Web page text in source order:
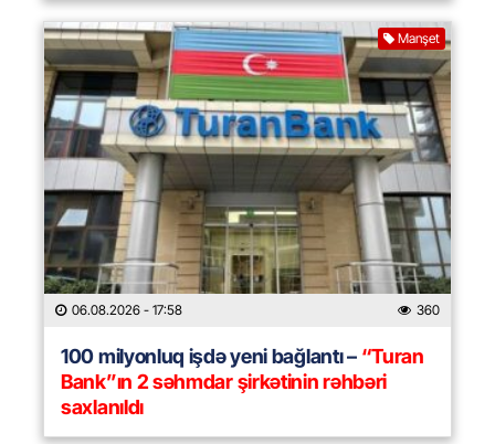
Manşet
06.08.2026 - 17:58 360
100 milyonluq işdə yeni bağlantı –“Turan
Bank”ın 2 səhmdar şirkətinin rəhbəri
saxlanıldı